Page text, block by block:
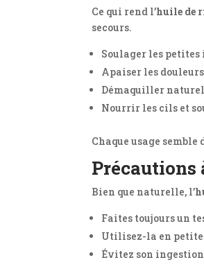
Ce qui rend l’huile de
secours.
Soulager les
Apaiser les
Démaquiller
Nourrir les cils et
Chaque usage
Précautions
Bien que naturelle, l’
Faites toujours un
Utilisez-la en petite
Évitez son